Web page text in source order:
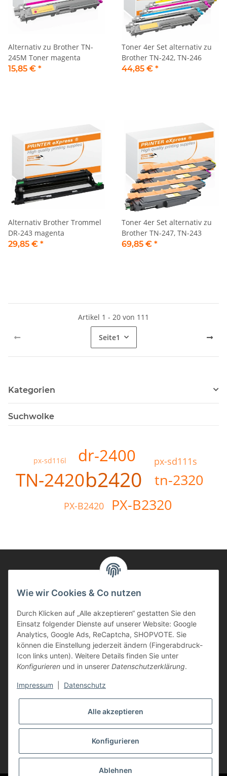
Alternativ zu Brother TN-
245M Toner magenta
15,85 € *
Toner 4er Set alternativ zu
Brother TN-242, TN-246
44,85 € *
Alternativ Brother Trommel
DR-243 magenta
29,85 € *
Toner 4er Set alternativ zu
Brother TN-247, TN-243
69,85 € *
Artikel 1 - 20 von 111
Seite1
Kategorien
Suchwolke
b2420
TN-2420
dr-2400
PX-B2320
tn-2320
px-sd111s
PX-B2420
px-sd116l
Informationen
Kunden Service
Haben Sie Fragen zu unseren Produkten?
Dann rufen Sie uns gerne an:
Tel: 0621/9767200
Mo.-Fr. 08:45-17:00 Uhr
oder schreiben Sie uns:
info@printer-express.de
* Alle Preise inkl. gesetzlicher USt., zzgl.Versand
Wie wir Cookies & Co nutzen
Durch Klicken auf „Alle akzeptieren“ gestatten Sie den
Einsatz folgender Dienste auf unserer Website: Google
Analytics, Google Ads, ReCaptcha, SHOPVOTE. Sie
können die Einstellung jederzeit ändern (Fingerabdruck-
Icon links unten). Weitere Details finden Sie unter
Konfigurieren und in unserer Datenschutzerklärung.
Impressum Datenschutz
Alle akzeptieren
Konfigurieren
Ablehnen